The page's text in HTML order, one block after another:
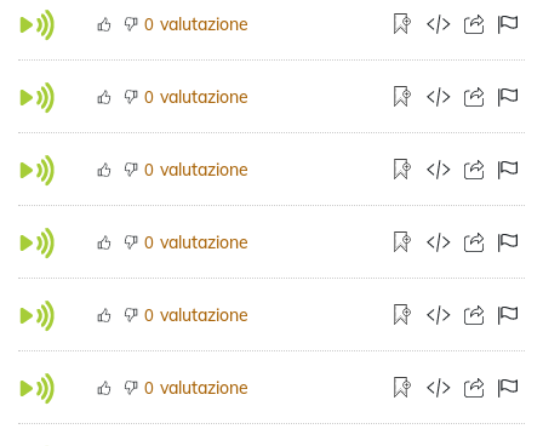
0 valutazione
0 valutazione
0 valutazione
0 valutazione
0 valutazione
0 valutazione